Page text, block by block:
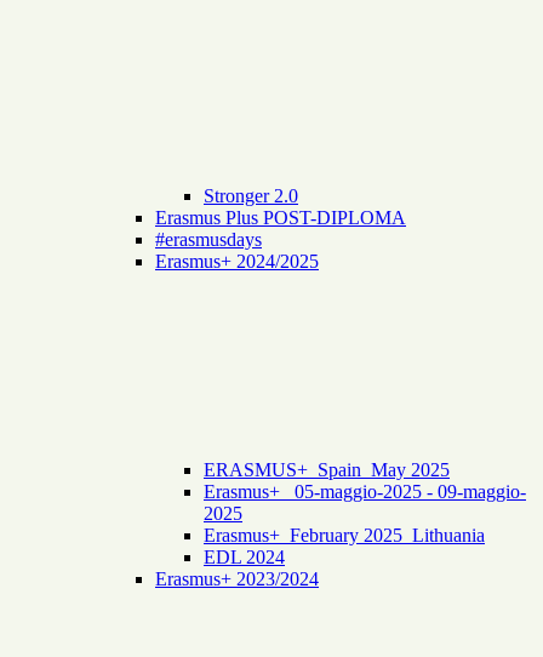
Stronger 2.0
Erasmus Plus POST-DIPLOMA
#erasmusdays
Erasmus+ 2024/2025
ERASMUS+_Spain_May 2025
Erasmus+_ 05-maggio-2025 - 09-maggio-
2025
Erasmus+_February 2025_Lithuania
EDL 2024
Erasmus+ 2023/2024